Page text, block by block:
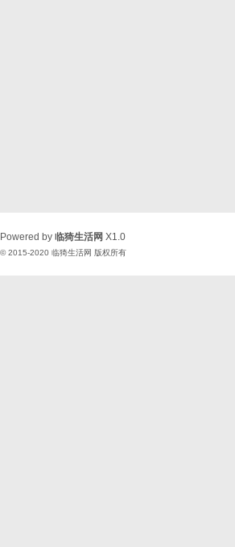
Powered by 临猗生活网 X1.0
© 2015-2020 临猗生活网 版权所有